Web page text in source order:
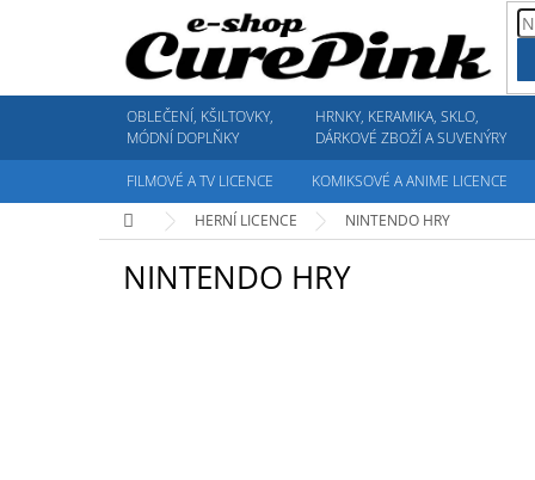
OBLEČENÍ, KŠILTOVKY,
MÓDNÍ DOPLŇKY
HRNKY, KERAMIKA, SKLO,
DÁRKOVÉ ZBOŽÍ A SUVENÝRY
FILMOVÉ A TV LICENCE KOMIKSOVÉ A ANIME LICENCE
Domů
HERNÍ LICENCE NINTENDO HRY
NINTENDO HRY